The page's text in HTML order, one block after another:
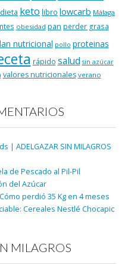
keto libro lowcarb Málaga
obesidad pan perder grasa
nutricional pollo proteinas
rápido salud sin azúcar
valores nutricionales verano
| ADELGAZAR SIN MILAGROS
de Pescado al Pil-Pil
del Azúcar
Cómo perdió 35 Kg en 4 meses
Cereales Nestlé Chocapic
MILAGROS